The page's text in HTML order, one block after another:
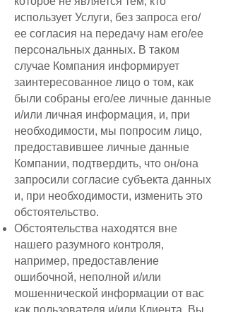
использует Услуги, без запроса его/
ее согласия на передачу нам его/ее
персональных данных. В таком
случае Компания информирует
заинтересованное лицо о том, как
были собраны его/ее личные данные
и/или личная информация, и, при
необходимости, мы попросим лицо,
предоставившее личные данные
Компании, подтвердить, что он/она
запросили согласие субъекта данных
и, при необходимости, изменить это
обстоятельство.
Обстоятельства находятся вне
нашего разумного контроля,
например, предоставление
ошибочной, неполной и/или
мошеннической информации от вас
как пользователя и/или Клиента. Вы